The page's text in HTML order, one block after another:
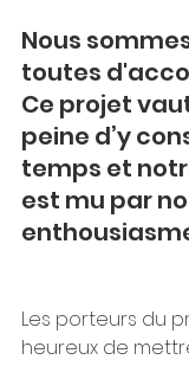
Nous
toutes
Ce projet
peine d’y
temps et
est mu par
Les porteurs du
heureux de